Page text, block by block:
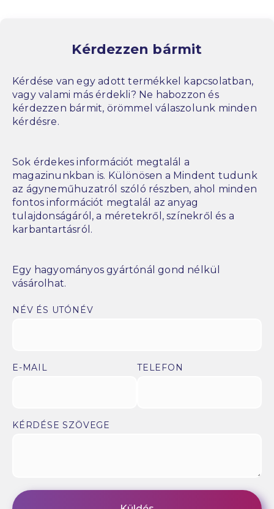
Kérdezzen bármit
Kérdése van egy adott termékkel kapcsolatban,
vagy valami más érdekli? Ne habozzon és
kérdezzen bármit, örömmel válaszolunk minden
kérdésre.
Sok érdekes információt megtalál a
magazinunkban is. Különösen a Mindent tudunk
az ágyneműhuzatról szóló részben, ahol minden
fontos információt megtalál az anyag
tulajdonságáról, a méretekről, színekről és a
karbantartásról.
Egy hagyományos gyártónál gond nélkül
vásárolhat.
NÉV ÉS UTÓNÉV
E-MAIL TELEFON
KÉRDÉSE SZÖVEGE